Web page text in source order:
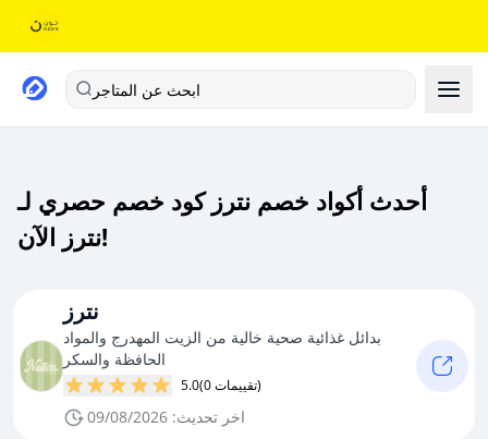
ابحث عن المتاجر
أحدث أكواد خصم نترز كود خصم حصري لـ
نترز الآن!
نترز
بدائل غذائية صحية خالية من الزيت المهدرج والمواد
الحافظة والسكر
5.0 (0 تقييمات)
اخر تحديث: 09/08/2026